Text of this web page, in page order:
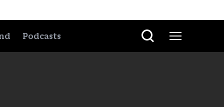
Podcasts